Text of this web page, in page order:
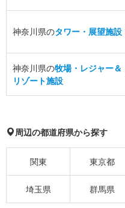
神奈川県のタワー・展望施設
神奈川県の牧場・レジャー＆
リゾート施設
周辺の都道府県から探す
関東 東京都
埼玉県 群馬県